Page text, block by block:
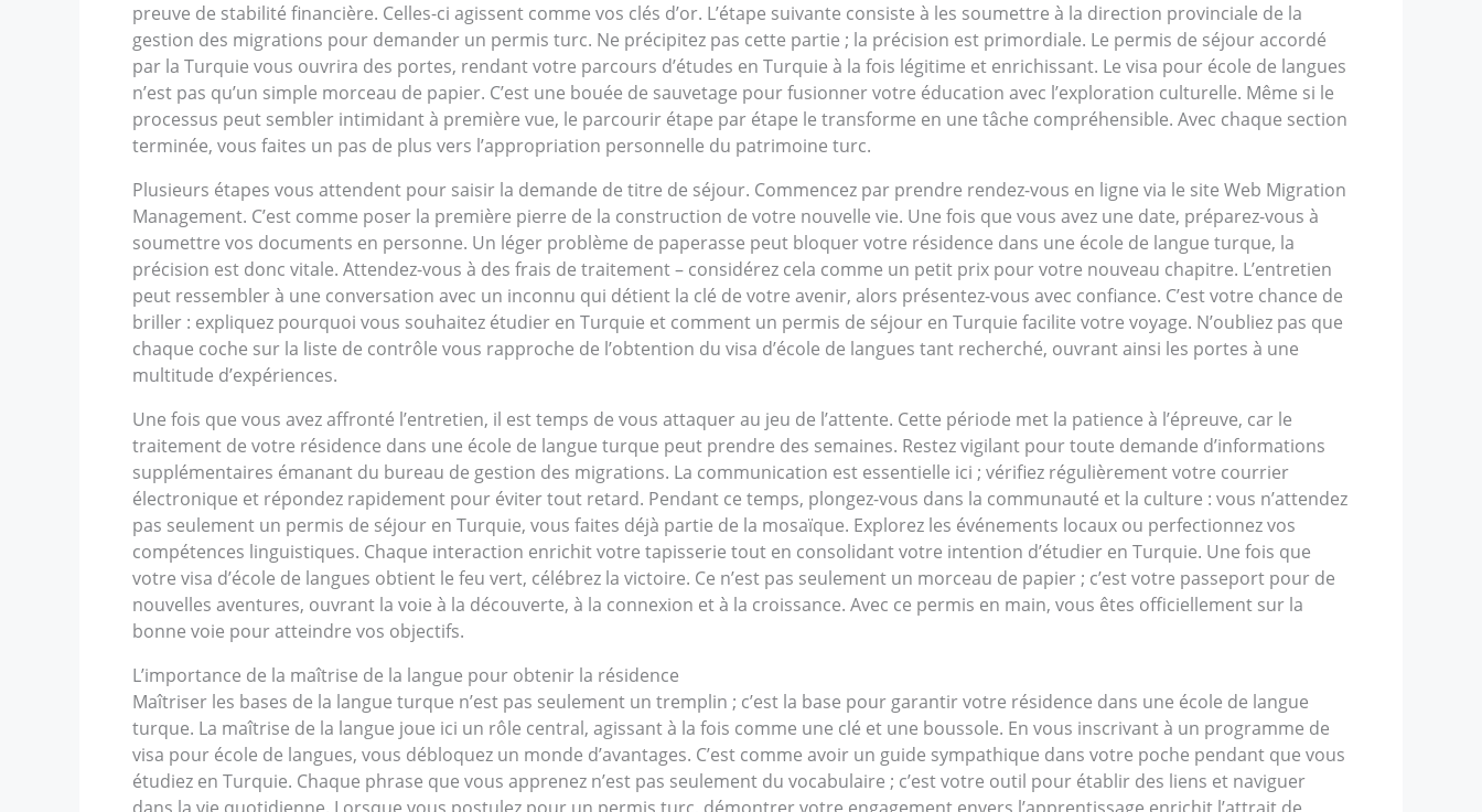
preuve de stabilité financière. Celles-ci agissent comme vos clés d’or. L’étape suivante consiste à les soumettre à la direction provinciale de la
gestion des migrations pour demander un permis turc. Ne précipitez pas cette partie ; la précision est primordiale. Le permis de séjour accordé
par la Turquie vous ouvrira des portes, rendant votre parcours d’études en Turquie à la fois légitime et enrichissant. Le visa pour école de langues
n’est pas qu’un simple morceau de papier. C’est une bouée de sauvetage pour fusionner votre éducation avec l’exploration culturelle. Même si le
processus peut sembler intimidant à première vue, le parcourir étape par étape le transforme en une tâche compréhensible. Avec chaque section
terminée, vous faites un pas de plus vers l’appropriation personnelle du patrimoine turc.
Plusieurs étapes vous attendent pour saisir la demande de titre de séjour. Commencez par prendre rendez-vous en ligne via le site Web Migration
Management. C’est comme poser la première pierre de la construction de votre nouvelle vie. Une fois que vous avez une date, préparez-vous à
soumettre vos documents en personne. Un léger problème de paperasse peut bloquer votre résidence dans une école de langue turque, la
précision est donc vitale. Attendez-vous à des frais de traitement – ​​considérez cela comme un petit prix pour votre nouveau chapitre. L’entretien
peut ressembler à une conversation avec un inconnu qui détient la clé de votre avenir, alors présentez-vous avec confiance. C’est votre chance de
briller : expliquez pourquoi vous souhaitez étudier en Turquie et comment un permis de séjour en Turquie facilite votre voyage. N’oubliez pas que
chaque coche sur la liste de contrôle vous rapproche de l’obtention du visa d’école de langues tant recherché, ouvrant ainsi les portes à une
multitude d’expériences.
Une fois que vous avez affronté l’entretien, il est temps de vous attaquer au jeu de l’attente. Cette période met la patience à l’épreuve, car le
traitement de votre résidence dans une école de langue turque peut prendre des semaines. Restez vigilant pour toute demande d’informations
supplémentaires émanant du bureau de gestion des migrations. La communication est essentielle ici ; vérifiez régulièrement votre courrier
électronique et répondez rapidement pour éviter tout retard. Pendant ce temps, plongez-vous dans la communauté et la culture : vous n’attendez
pas seulement un permis de séjour en Turquie, vous faites déjà partie de la mosaïque. Explorez les événements locaux ou perfectionnez vos
compétences linguistiques. Chaque interaction enrichit votre tapisserie tout en consolidant votre intention d’étudier en Turquie. Une fois que
votre visa d’école de langues obtient le feu vert, célébrez la victoire. Ce n’est pas seulement un morceau de papier ; c’est votre passeport pour de
nouvelles aventures, ouvrant la voie à la découverte, à la connexion et à la croissance. Avec ce permis en main, vous êtes officiellement sur la
bonne voie pour atteindre vos objectifs.
L’importance de la maîtrise de la langue pour obtenir la résidence
Maîtriser les bases de la langue turque n’est pas seulement un tremplin ; c’est la base pour garantir votre résidence dans une école de langue
turque. La maîtrise de la langue joue ici un rôle central, agissant à la fois comme une clé et une boussole. En vous inscrivant à un programme de
visa pour école de langues, vous débloquez un monde d’avantages. C’est comme avoir un guide sympathique dans votre poche pendant que vous
étudiez en Turquie. Chaque phrase que vous apprenez n’est pas seulement du vocabulaire ; c’est votre outil pour établir des liens et naviguer